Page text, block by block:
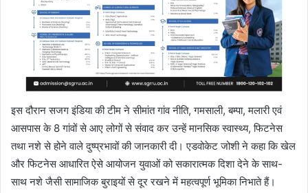
इस दौरान सजग इंडिया की टीम ने सीमांत गांव नीति, गमसाली, बम्पा, मलारी एवं
आसपास के 8 गांवों से आए लोगों से संवाद कर उन्हें मानसिक स्वास्थ्य, फिटनेस
तथा नशे से होने वाले दुष्प्रभावों की जानकारी दी। एडवोकेट जोशी ने कहा कि खेल
और फिटनेस आधारित ऐसे आयोजन युवाओं को सकारात्मक दिशा देने के साथ-
साथ नशे जैसी सामाजिक बुराइयों से दूर रखने में महत्वपूर्ण भूमिका निभाते हैं।